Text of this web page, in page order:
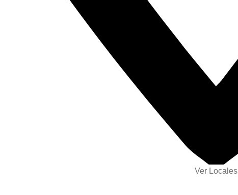
Ver Locales